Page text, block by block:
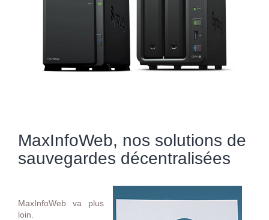
MaxInfoWeb, nos solutions de
sauvegardes décentralisées
MaxInfoWeb va plus
loin.